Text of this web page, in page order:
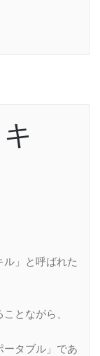
」と呼ばれた
とながら、
ータブル」であ